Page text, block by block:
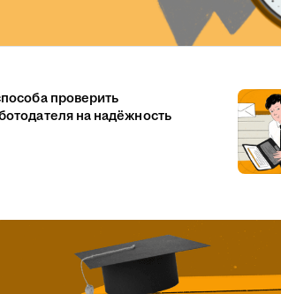
проверить
на надёжность